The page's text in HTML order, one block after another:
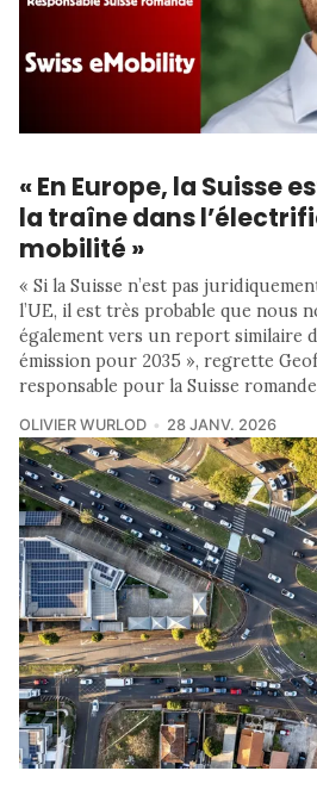
« En Europe, la Suisse
la traîne dans
mobilité »
« Si la Suisse n’est pas
l’UE, il est très probable que nous
également vers un report similaire
émission pour 2035 », regrette
responsable pour la Suisse
OLIVIER WURLOD 28 JANV. 2026